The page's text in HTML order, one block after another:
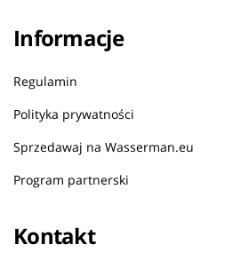
Informacje
Regulamin
Polityka prywatności
Sprzedawaj na Wasserman.eu
Program partnerski
Kontakt